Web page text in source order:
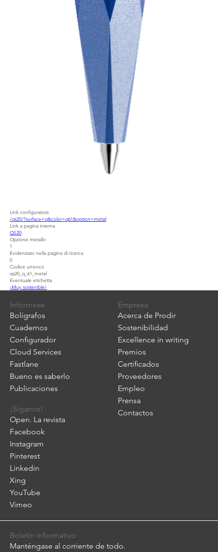
Link configuratore
/qs20/?surface=q&color=q61&option=metal
Link a pagina interna
QS20
Opzione metallo
1
Evidenziato nella pagina di ricerca
0
Codice univoco
qs20_q_61_metal
Eventuale etichetta
¡Muy sostenible!
Infórmese
Bolígrafos
Cuadernos
Configurador
Cloud Services
Fastlane
Bueno es saberlo
Publicaciones
Empresa
Acerca de Prodir
Sostenibilidad
Excellence in writing
Premios
Certificados
Proveedores
Empleo
Prensa
Contactos
¡Síganos!
Open. La revista
Facebook
Instagram
Pinterest
Linkedin
Xing
YouTube
Vimeo
Boletín informativo
Manténgase al corriente de todo.